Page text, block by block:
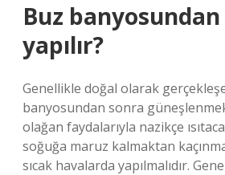
Buz
yapılır?
Genellikle doğal olarak
banyosundan sonra
olağan faydalarıyla nazikçe
soğuğa maruz kalmaktan
sıcak havalarda yapılmalıdır.